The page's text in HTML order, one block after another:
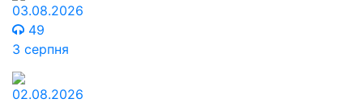
03.08.2026
49
3 серпня
02.08.2026